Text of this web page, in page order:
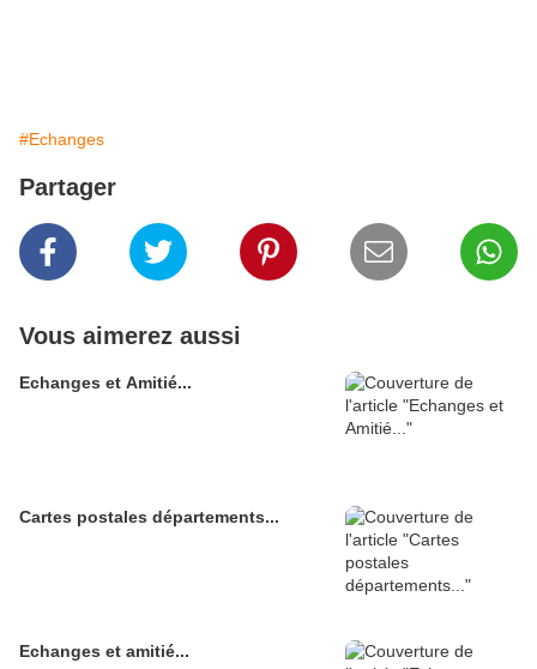
#Echanges
Partager
Vous aimerez aussi
Echanges et Amitié...
Cartes postales départements...
Echanges et amitié...